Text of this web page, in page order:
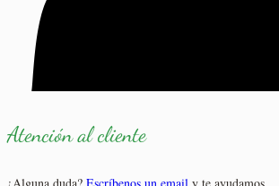
Atención al cliente